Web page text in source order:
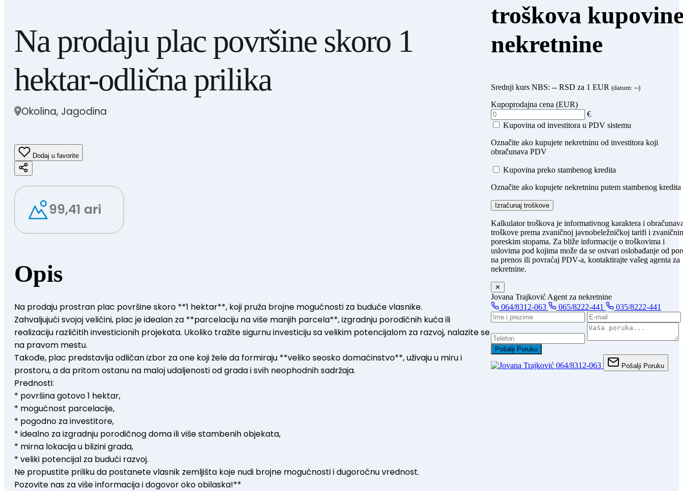
Na prodaju plac površine skoro 1
hektar-odlična prilika
Okolina, Jagodina
Dodaj u favorite
99,41 ari
Opis
Na prodaju prostran plac površine skoro **1 hektar**, koji pruža brojne mogućnosti za buduće vlasnike.
Zahvaljujući svojoj veličini, plac je idealan za **parcelaciju na više manjih parcela**, izgradnju porodičnih kuća ili
realizaciju različitih investicionih projekata. Ukoliko tražite sigurnu investiciju sa velikim potencijalom za razvoj, nalazite se
na pravom mestu.
Takođe, plac predstavlja odličan izbor za one koji žele da formiraju **veliko seosko domaćinstvo**, uživaju u miru i
prostoru, a da pritom ostanu na maloj udaljenosti od grada i svih neophodnih sadržaja.
Prednosti:
* površina gotovo 1 hektar,
* mogućnost parcelacije,
* pogodno za investitore,
* idealno za izgradnju porodičnog doma ili više stambenih objekata,
* mirna lokacija u blizini grada,
* veliki potencijal za budući razvoj.
Ne propustite priliku da postanete vlasnik zemljišta koje nudi brojne mogućnosti i dugoročnu vrednost.
Pozovite nas za više informacija i dogovor oko obilaska!**
troškova
nekretnine
Srednji kurs NBS: -- RSD za 1 EUR (datum: --)
Kupoprodajna cena (EUR)
€
Kupovina od investitora u PDV sistemu
Označite ako kupujete nekretninu od investitora koji
obračunava PDV
Kupovina preko stambenog kredita
Označite ako kupujete nekretninu putem stambenog kredita
Izračunaj troškove
Kalkulator troškova je informativnog karaktera i
troškove prema zvaničnoj javnobeležničkoj tarifi i
poreskim stopama. Za bliže informacije o troškovima i
uslovima pod kojima može da se ostvari oslobađanje od
na prenos ili povraćaj PDV-a, kontaktirajte vašeg agenta za
nekretnine.
✕
Jovana Trajković Agent za nekretnine
064/8312-063
065/8222-441 035/8222-441
Pošalji Poruku
064/8312-063 Pošalji Poruku